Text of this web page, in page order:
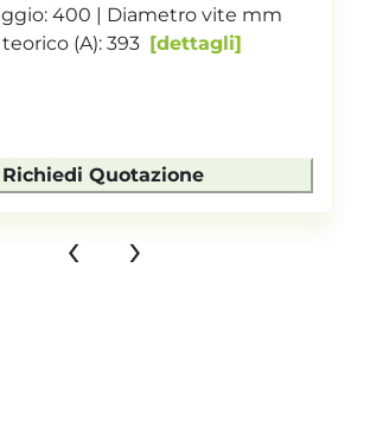
400 | Diametro vite mm
teorico (A): 393
dettagli
Richiedi Quotazione
‹ ›